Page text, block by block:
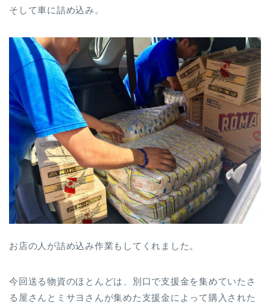
そして車に詰め込み。
お店の人が詰め込み作業もしてくれました。
今回送る物資のほとんどは、別口で支援金を集めていたさ
る屋さんとミサヨさんが集めた支援金によって購入された